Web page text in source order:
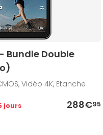
Bundle Double
Vidéo 4K, Etanche
288€95
jours